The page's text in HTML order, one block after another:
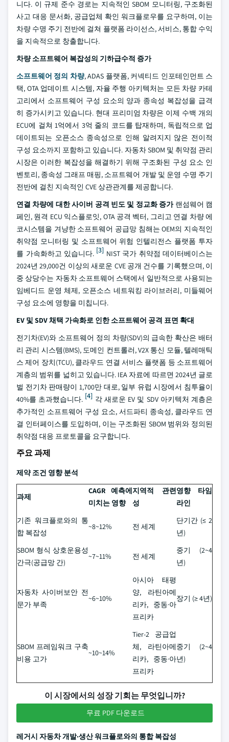
니다. 이 규제 준수 경로는 지속적인 SBOM 모니터링, 구조화된
사고 대응 문서화, 공급업체 확인 워크플로우를 요구하며, 이는
차량 수명 주기 전반에 걸쳐 플랫폼 라이선스, 서비스, 통합 수익
을 지속적으로 창출합니다.
차량 소프트웨어 복잡성의 기하급수적 증가
소프트웨어 정의 차량, ADAS 플랫폼, 커넥티드 인포테인먼트 스
택, OTA 업데이트 시스템, 자율 주행 아키텍처는 모든 차량 카테
고리에서 소프트웨어 구성 요소의 양과 종속성 복잡성을 급격
히 증가시키고 있습니다. 현대 프리미엄 차량은 이제 수백 개의
ECU에 걸쳐 1억에서 3억 줄의 코드를 탑재하며, 독립적으로 업
데이트되는 오픈소스 종속성으로 인해 알려지지 않은 전이적
구성 요소까지 포함하고 있습니다. 자동차 SBOM 및 취약점 관리
시장은 이러한 복잡성을 해결하기 위해 구조화된 구성 요소 인
벤토리, 종속성 그래프 매핑, 소프트웨어 개발 및 운영 수명 주기
전반에 걸친 지속적인 CVE 상관관계를 제공합니다.
연결 차량에 대한 사이버 공격 빈도 및 정교화 증가랜섬웨어 캠
페인, 원격 ECU 익스플로잇, OTA 공격 벡터, 그리고 연결 차량 에
코시스템을 겨냥한 소프트웨어 공급망 침해는 OEM의 지속적인
취약점 모니터링 및 소프트웨어 위험 인텔리전스 플랫폼 투자
를 가속화하고 있습니다. [3] NIST 국가 취약점 데이터베이스는
2024년 29,000건 이상의 새로운 CVE 공개 건수를 기록했으며, 이
중 상당수는 자동차 소프트웨어 스택에서 일반적으로 사용되는
임베디드 운영 체제, 오픈소스 네트워킹 라이브러리, 미들웨어
구성 요소에 영향을 미칩니다.
EV 및 SDV 채택 가속화로 인한 소프트웨어 공격 표면 확대
전기차(EV)와 소프트웨어 정의 차량(SDV)의 급속한 확산은 배터
리 관리 시스템(BMS), 도메인 컨트롤러, V2X 통신 모듈, 텔레매틱
스 제어 장치(TCU), 클라우드 연결 서비스 플랫폼 등 소프트웨어
계층의 범위를 넓히고 있습니다. IEA 자료에 따르면 2024년 글로
벌 전기차 판매량이 1,700만 대로, 일부 유럽 시장에서 침투율이
40%를 초과했습니다. [4] 각 새로운 EV 및 SDV 아키텍처 계층은
추가적인 소프트웨어 구성 요소, 서드파티 종속성, 클라우드 연
결 인터페이스를 도입하며, 이는 구조화된 SBOM 범위와 정의된
취약점 대응 프로토콜을 요구합니다.
주요 과제
제약 조건 영향 분석
과제
CAGR 예측에
미치는 영향
지역적 관련
성
영향 타임
라인
기존 워크플로와의 통
합 복잡성
~8~12% 전 세계
단기간 (≤ 2
년)
SBOM 형식 상호운용성
간극(공급망 간)
~7~11% 전 세계
중기 (2~4
년)
자동차 사이버보안 전
문가 부족
~6~10%
아시아 태평
양, 라틴아메
리카, 중동·아
프리카
장기 (≥ 4년)
SBOM 프레임워크 구축
비용 고가
~10~14%
Tier-2 공급업
체, 라틴아메
리카, 중동·아
프리카
중기 (2~4
년)
이 시장에서의 성장 기회는 무엇입니까?
무료 PDF 다운로드
레거시 자동차 개발·생산 워크플로와의 통합 복잡성